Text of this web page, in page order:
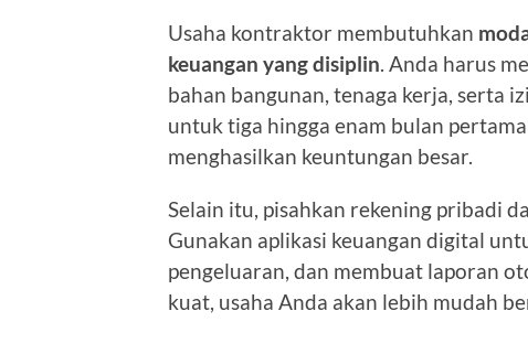
Usaha kontraktor membutuhkan
keuangan yang disiplin . Anda harus
bahan bangunan, tenaga kerja, serta
untuk tiga hingga enam bulan
menghasilkan keuntungan besar.
Selain itu, pisahkan rekening pribadi
Gunakan aplikasi keuangan digital
pengeluaran, dan membuat laporan
kuat, usaha Anda akan lebih mudah